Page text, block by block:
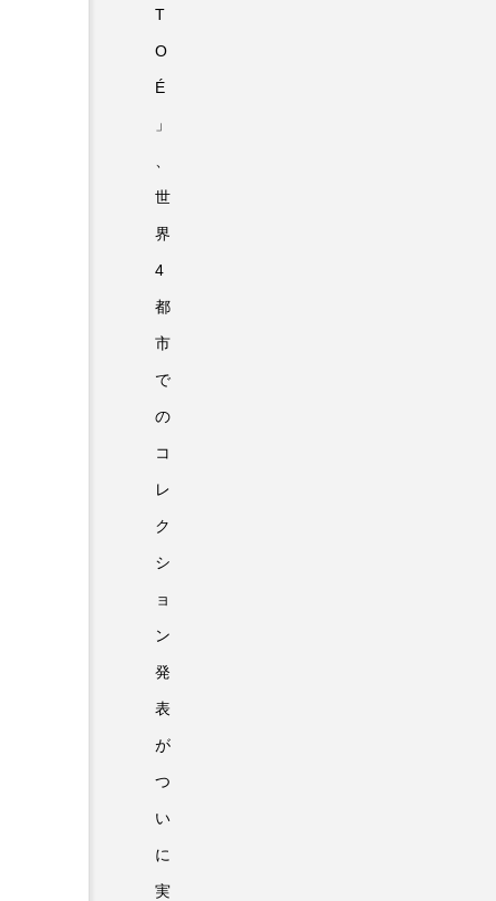
T
O
É
」
世
界
4
都
市
で
の
コ
レ
ク
シ
ョ
ン
発
表
が
つ
い
に
実